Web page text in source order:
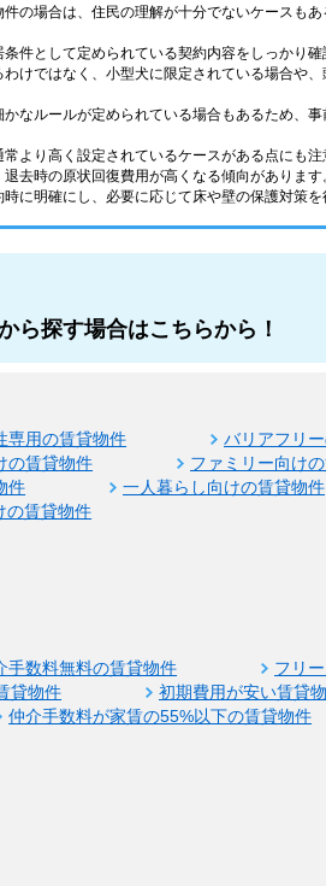
の場合は、住民の理解が十分でないケースもあ
件として定められている契約内容をしっかり確
けではなく、小型犬に限定されている場合や
なルールが定められている場合もあるため、事
より高く設定されているケースがある点にも注
去時の原状回復費用が高くなる傾向があります
に明確にし、必要に応じて床や壁の保護対策を
ら探す場合はこちらから！
専用の賃貸物件
バリアフリ
の賃貸物件 ファミリー向け
件
一人暮らし向けの賃貸物件
の賃貸物件
手数料無料の賃貸物件
フリ
貸物件 初期費用が安い賃貸
仲介手数料が家賃の55%以下の賃貸物件